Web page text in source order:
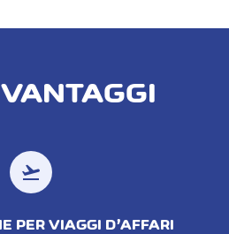
flight_takeoff
PER VIAGGI D’AFFARI